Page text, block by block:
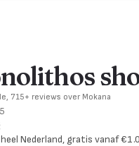
715+ reviews over Mokana
Nederland, gratis vanaf